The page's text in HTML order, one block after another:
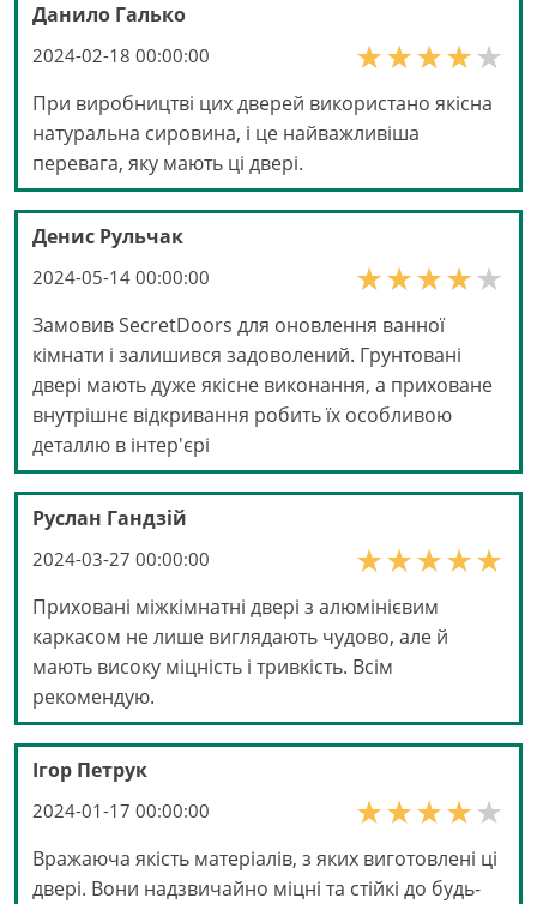
Данило Галько
2024-02-18 00:00:00
При виробництві цих дверей використано якісна
натуральна сировина, і це найважливіша
перевага, яку мають ці двері.
Денис Рульчак
2024-05-14 00:00:00
Замовив SecretDoors для оновлення ванної
кімнати і залишився задоволений. Грунтовані
двері мають дуже якісне виконання, а приховане
внутрішнє відкривання робить їх особливою
деталлю в інтер'єрі
Руслан Гандзій
2024-03-27 00:00:00
Приховані міжкімнатні двері з алюмінієвим
каркасом не лише виглядають чудово, але й
мають високу міцність і тривкість. Всім
рекомендую.
Ігор Петрук
2024-01-17 00:00:00
Вражаюча якість матеріалів, з яких виготовлені ці
двері. Вони надзвичайно міцні та стійкі до будь-